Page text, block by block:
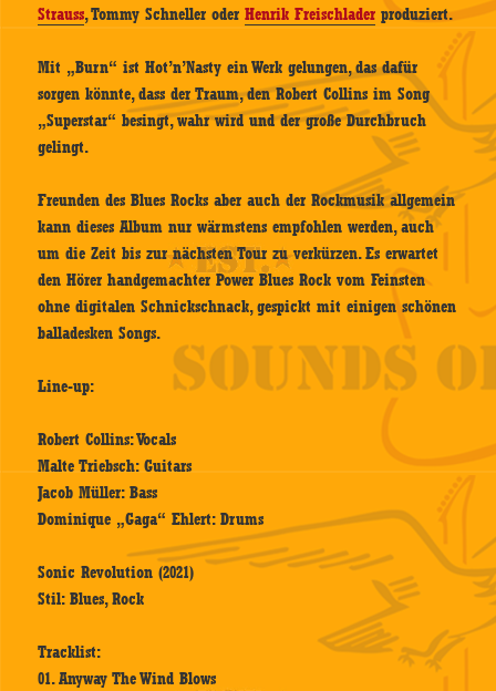
Strauss, Tommy Schneller oderHenrik Freischlader produziert.
Mit „Burn“ ist Hot’n’Nasty ein Werk gelungen, das dafür
sorgen könnte, dass der Traum, den Robert Collins im Song
„Superstar“ besingt, wahr wird und der große Durchbruch
gelingt.
Freunden des Blues Rocks aber auch der Rockmusik allgemein
kann dieses Album nur wärmstens empfohlen werden, auch
um die Zeit bis zur nächsten Tour zu verkürzen. Es erwartet
den Hörer handgemachter Power Blues Rock vom Feinsten
ohne digitalen Schnickschnack, gespickt mit einigen schönen
balladesken Songs.
Line-up:
Robert Collins: Vocals
Malte Triebsch: Guitars
Jacob Müller: Bass
Dominique „Gaga“ Ehlert: Drums
Sonic Revolution (2021)
Stil: Blues, Rock
Tracklist:
01. Anyway The Wind Blows